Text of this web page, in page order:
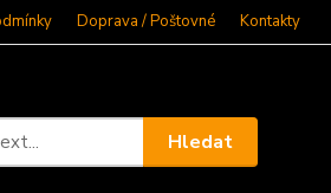
Doprava / Poštovné Kontakty
Hledat